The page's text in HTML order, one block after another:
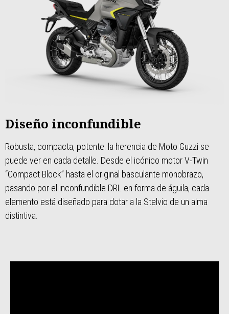
Diseño inconfundible
Robusta, compacta, potente: la herencia de Moto Guzzi se
puede ver en cada detalle. Desde el icónico motor V-Twin
“Compact Block” hasta el original basculante monobrazo,
pasando por el inconfundible DRL en forma de águila, cada
elemento está diseñado para dotar a la Stelvio de un alma
distintiva.